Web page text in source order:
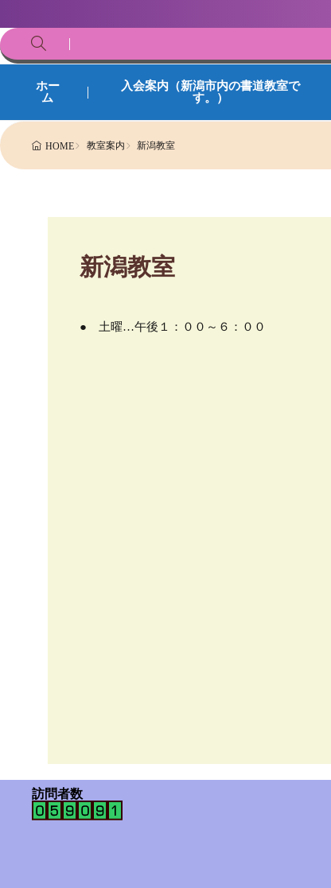
ホー
ム
入会案内（新潟市内の書道教室で
す。）
HOME 教室案内 新潟教室
新潟教室
● 土曜…午後１：００～６：００
訪問者数